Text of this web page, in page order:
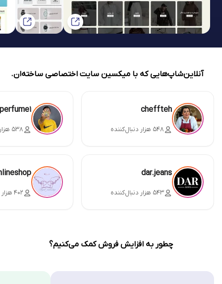
آنلاین‌شاپ‌هایی که با میکسین سایت اختصاصی ساخته‌ان.
cheffteh
۵۴۸ هزار دنبال‌کننده ۵۳۸ هزار دنبال‌کننده
dar.jeans
۵۴۳ هزار دنبال‌کننده ۴۰۲ هزار دنبال‌کننده
چطور به افزایش فروش کمک می‌کنیم؟